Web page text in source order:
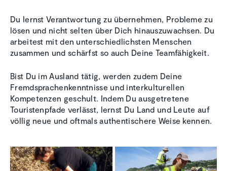
Du lernst Verantwortung zu übernehmen, Probleme zu
lösen und nicht selten über Dich hinauszuwachsen. Du
arbeitest mit den unterschiedlichsten Menschen
zusammen und schärfst so auch Deine Teamfähigkeit.
Bist Du im Ausland tätig, werden zudem Deine
Fremdsprachenkenntnisse und interkulturellen
Kompetenzen geschult. Indem Du ausgetretene
Touristenpfade verlässt, lernst Du Land und Leute auf
völlig neue und oftmals authentischere Weise kennen.